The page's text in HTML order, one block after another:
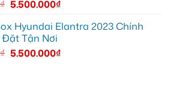
₫ 5.500.000₫
Hyundai Elantra 2023 Chính
Đặt Tận Nơi
₫ 5.500.000₫